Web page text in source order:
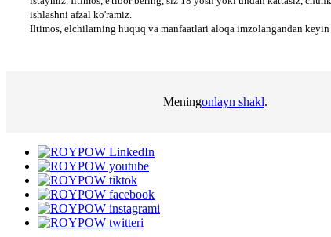
ishlashni afzal ko'ramiz.
Iltimos, elchilarning huquq va manfaatlari aloqa imzolangandan
Meningonlayn shakl.